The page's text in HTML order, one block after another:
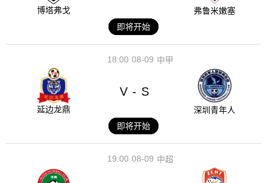
博塔弗戈
弗鲁米嫩塞
即将开始
08-09
18:00 中甲
延边龙鼎
V - S
深圳青年人
即将开始
08-09
19:00 中超